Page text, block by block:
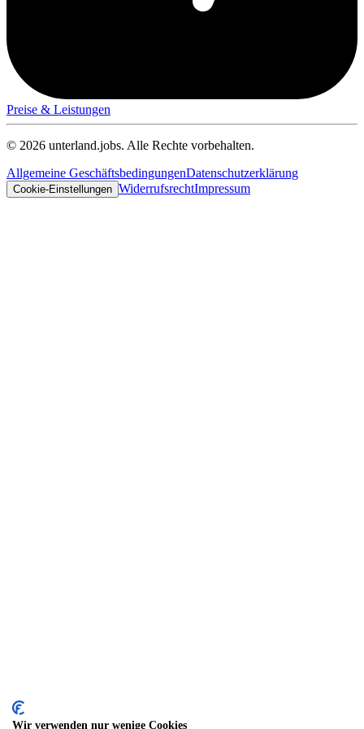
Preise & Leistungen
© 2026 unterland.jobs. Alle Rechte vorbehalten.
Allgemeine GeschäftsbedingungenDatenschutzerklärung
Cookie-Einstellungen WiderrufsrechtImpressum
Wir verwenden nur wenige Cookies